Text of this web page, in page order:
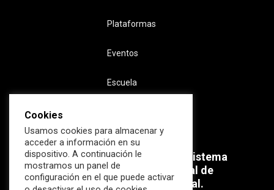
Plataformas
Eventos
Escuela
Súmate ahora al mayor Ecosistema
profesional e internacional de
Ciberseguridad Industrial.
Cookies
Usamos cookies para almacenar y
acceder a información en su
dispositivo. A continuación le
mostramos un panel de
configuración en el que puede activar